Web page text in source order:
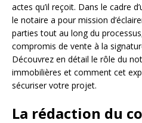
actes qu’il reçoit. Dans le cadre
le notaire a pour mission
parties tout au long du
compromis de vente à la
Découvrez en détail le rôle du
immobilières et comment cet
sécuriser votre projet.
La rédaction du